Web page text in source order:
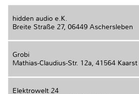
hidden audio e.K.
Breite Straße 27, 06449 Aschersleben
Grobi
Mathias-Claudius-Str. 12a, 41564 Kaarst
Elektrowelt 24